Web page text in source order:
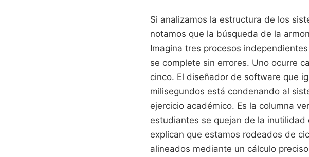
Si analizamos la estructura de los
notamos que la búsqueda de la
Imagina tres procesos
se complete sin errores. Uno ocurre
cinco. El diseñador de software que
milisegundos está condenando al
ejercicio académico. Es la columna
estudiantes se quejan de la
explican que estamos rodeados de
alineados mediante un cálculo